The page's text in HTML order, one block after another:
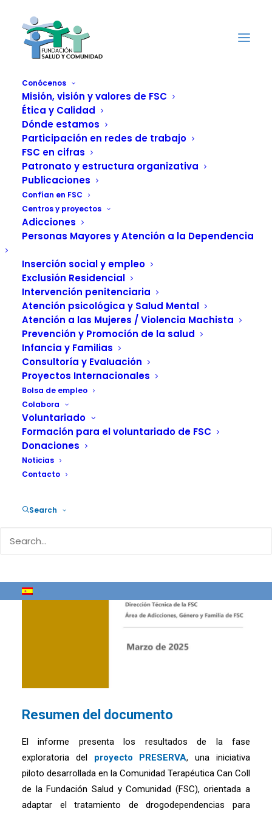
Conócenos
Misión, visión y valores de FSC
Ética y Calidad
Dónde estamos
Participación en redes de trabajo
FSC en cifras
Patronato y estructura organizativa
Publicaciones
Confían en FSC
Centros y proyectos
Adicciones
Personas Mayores y Atención a la Dependencia
Inserción social y empleo
Exclusión Residencial
Intervención penitenciaria
Atención psicológica y Salud Mental
Atención a las Mujeres / Violencia Machista
Prevención y Promoción de la salud
Infancia y Familias
Consultoría y Evaluación
Proyectos Internacionales
Bolsa de empleo
Colabora
Voluntariado
Formación para el voluntariado de FSC
Donaciones
Noticias
Contacto
Search
Proyecto PRESERVA –
Informe de la fase
exploratoria
Resumen del documento
El informe presenta los resultados de la fase
exploratoria del proyecto PRESERVA, una iniciativa
piloto desarrollada en la Comunidad Terapéutica Can Coll
de la Fundación Salud y Comunidad (FSC), orientada a
adaptar el tratamiento de drogodependencias para
File Type: pdf
File Size:681 KB
Categorías:Publicaciones 2025, Informes
Temas:Envejecimiento, Drogas
Autoría:Gemma MAUDES, Jordi MORILLO, Rafael
SORIANO, Daniel URBINA, Xavier FERRER, Martín
GONZÁLEZ